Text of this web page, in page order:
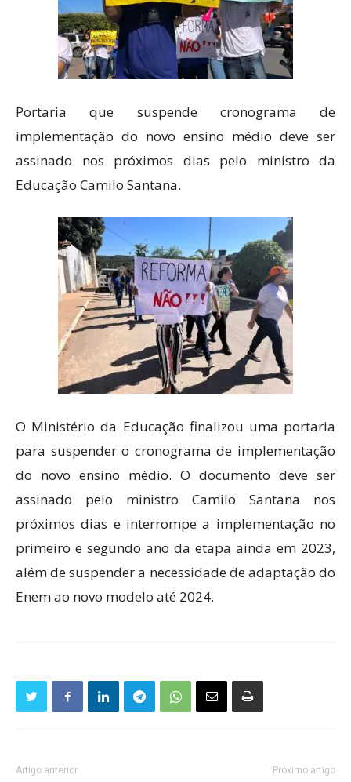
Portaria que suspende cronograma de
implementação do novo ensino médio deve ser
assinado nos próximos dias pelo ministro da
Educação Camilo Santana.
O Ministério da Educação finalizou uma portaria
para suspender o cronograma de implementação
do novo ensino médio. O documento deve ser
assinado pelo ministro Camilo Santana nos
próximos dias e interrompe a implementação no
primeiro e segundo ano da etapa ainda em 2023,
além de suspender a necessidade de adaptação do
Enem ao novo modelo até 2024.
Artigo anterior Próximo artigo